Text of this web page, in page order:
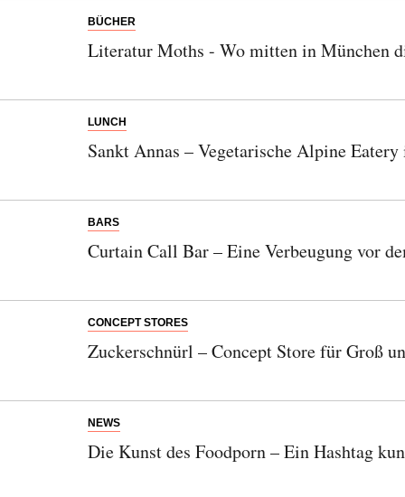
BÜCHER
Literatur Moths - Wo mitten in München
LUNCH
Sankt Annas – Vegetarische Alpine
BARS
Curtain Call Bar – Eine Verbeugung vor
CONCEPT STORES
Zuckerschnürl – Concept Store für Groß
NEWS
Die Kunst des Foodporn – Ein Hashtag